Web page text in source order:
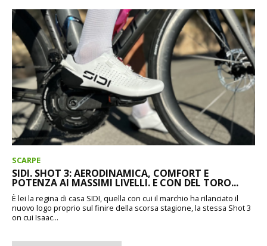
SCARPE
SIDI. SHOT 3: AERODINAMICA, COMFORT E
POTENZA AI MASSIMI LIVELLI. E CON DEL TORO...
È lei la regina di casa SIDI, quella con cui il marchio ha rilanciato il
nuovo logo proprio sul finire della scorsa stagione, la stessa Shot 3
on cui Isaac...